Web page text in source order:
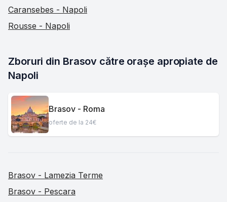
Caransebes - Napoli
Rousse - Napoli
Zboruri din Brasov către orașe apropiate de
Napoli
Brasov - Roma
oferte de la 24€
Brasov - Lamezia Terme
Brasov - Pescara